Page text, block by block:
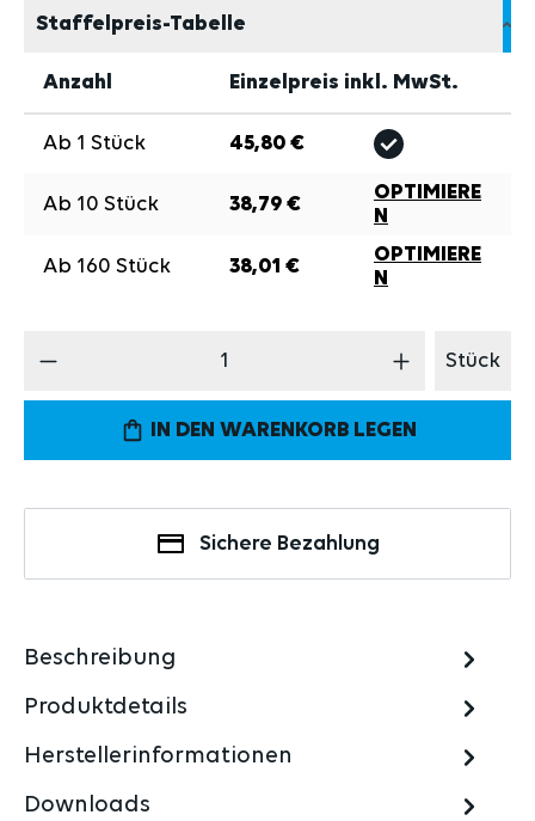
Staffelpreis-Tabelle
Anzahl Einzelpreis inkl. MwSt.
Ab 1 Stück 45,80 €
Ab 10 Stück 38,79 €
OPTIMIERE
N
Ab 160 Stück 38,01 €
OPTIMIERE
N
Produkt Anzahl: Gib den gewünschten
Stück
IN DEN WARENKORB LEGEN
Sichere Bezahlung
Beschreibung
Produktdetails
Herstellerinformationen
Downloads